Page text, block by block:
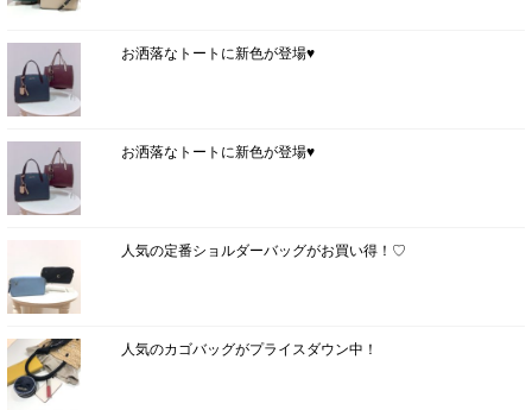
お洒落なトートに新色が登場♥
お洒落なトートに新色が登場♥
人気の定番ショルダーバッグがお買い得！♡
人気のカゴバッグがプライスダウン中！